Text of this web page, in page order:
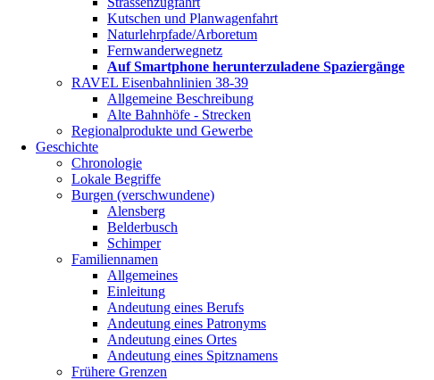
Kutschen und Planwagenfahrt
Naturlehrpfade/Arboretum
Fernwanderwegnetz
Auf Smartphone herunterzuladene Spaziergänge
RAVEL Eisenbahnlinien 38-39
Allgemeine Beschreibung
Alte Bahnhöfe - Strecken
Regionalprodukte und Gewerbe
Geschichte
Chronologie
Lokale Begriffe
Burgen (verschwundene)
Alensberg
Belderbusch
Schimper
Familiennamen
Allgemeines
Einleitung
Andeutung eines Berufs
Andeutung eines Patronyms
Andeutung eines Ortes
Andeutung eines Spitznamens
Frühere Grenzen